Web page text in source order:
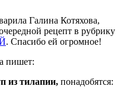
Галина Котяхова,
рецепт в рубрику
. Спасибо ей огромное!
пишет:
из тилапии, понадобятся: